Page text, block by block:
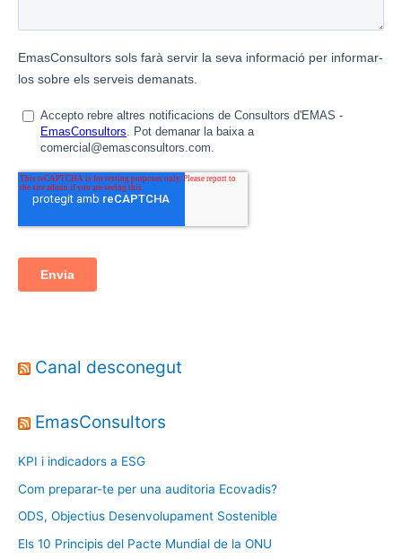
Canal desconegut
EmasConsultors
KPI i indicadors a ESG
Com preparar-te per una auditoria Ecovadis?
ODS, Objectius Desenvolupament Sostenible
Els 10 Principis del Pacte Mundial de la ONU